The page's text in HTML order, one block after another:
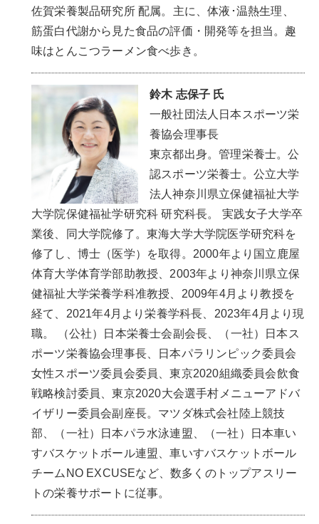
佐賀栄養製品研究所 配属。主に、体液･温熱生理、
筋蛋白代謝から見た食品の評価・開発等を担当。趣
味はとんこつラーメン食べ歩き。
鈴木 志保子 氏
一般社団法人日本スポーツ栄
養協会理事長
東京都出身。管理栄養士。公
認スポーツ栄養士。公立大学
法人神奈川県立保健福祉大学
大学院保健福祉学研究科 研究科長。 実践女子大学卒
業後、同大学院修了。東海大学大学院医学研究科を
修了し、博士（医学）を取得。2000年より国立鹿屋
体育大学体育学部助教授、2003年より神奈川県立保
健福祉大学栄養学科准教授、2009年4月より教授を
経て、2021年4月より栄養学科長、2023年4月より現
職。 （公社）日本栄養士会副会長、（一社）日本ス
ポーツ栄養協会理事長、日本パラリンピック委員会
女性スポーツ委員会委員、東京2020組織委員会飲食
戦略検討委員、東京2020大会選手村メニューアドバ
イザリー委員会副座長。マツダ株式会社陸上競技
部、（一社）日本パラ水泳連盟、（一社）日本車い
すバスケットボール連盟、車いすバスケットボール
チームNO EXCUSEなど、数多くのトップアスリー
トの栄養サポートに従事。